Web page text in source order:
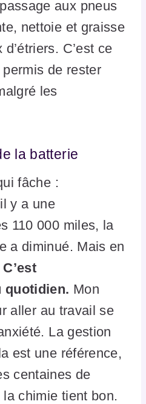
aux pneus
nettoie et graisse
C’est ce
de rester
les
la batterie
fâche :
y a une
110 000 miles, la
a diminué. Mais en
C’est
quotidien. Mon
aller au travail se
La gestion
est une référence,
centaines de
chimie tient bon.